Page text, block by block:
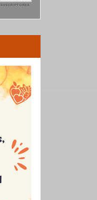
SUSCRIPTORES